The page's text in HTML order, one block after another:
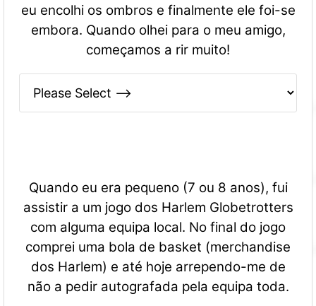
eu encolhi os ombros e finalmente ele foi-se
embora. Quando olhei para o meu amigo,
começamos a rir muito!
Quando eu era pequeno (7 ou 8 anos), fui
assistir a um jogo dos Harlem Globetrotters
com alguma equipa local. No final do jogo
comprei uma bola de basket (merchandise
dos Harlem) e até hoje arrependo-me de
não a pedir autografada pela equipa toda.